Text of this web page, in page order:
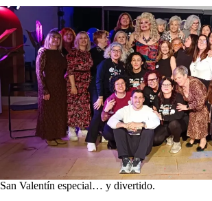
San Valentín especial… y divertido.